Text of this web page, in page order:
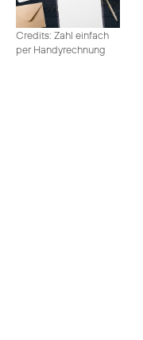
Credits: Zahl einfach
per Handyrechnung